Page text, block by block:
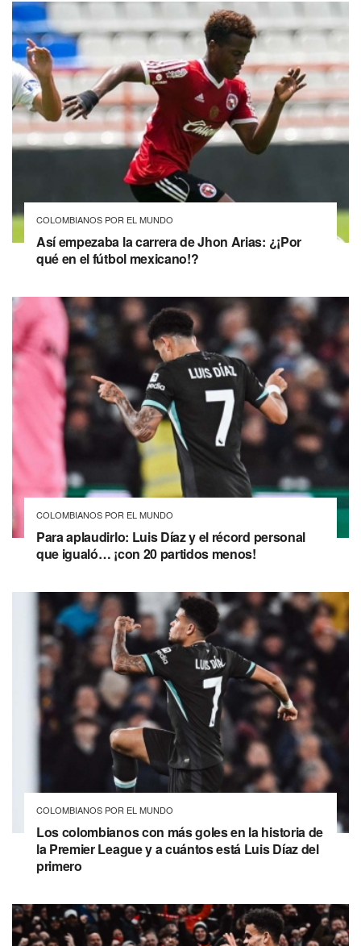
COLOMBIANOS POR EL MUNDO
Así empezaba la carrera de Jhon Arias: ¿¡Por
qué en el fútbol mexicano!?
COLOMBIANOS POR EL MUNDO
Para aplaudirlo: Luis Díaz y el récord personal
que igualó… ¡con 20 partidos menos!
COLOMBIANOS POR EL MUNDO
Los colombianos con más goles en la historia de
la Premier League y a cuántos está Luis Díaz del
primero